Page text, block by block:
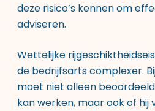
deze risico’s kennen om
adviseren.
Wettelijke
de bedrijfsarts complexer.
moet niet alleen
kan werken, maar ook of hij